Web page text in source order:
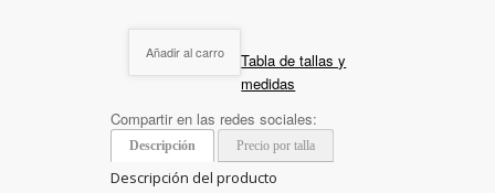
Añadir al carro
Tabla de tallas y
medidas
Compartir en las redes sociales:
Descripción Precio por talla
Descripción del producto